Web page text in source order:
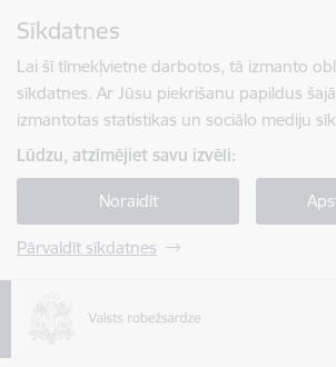
Sīkdatnes
Lai šī tīmekļvietne darbotos, tā izmanto
sīkdatnes. Ar Jūsu piekrišanu papildus
izmantotas statistikas un sociālo mediju
Lūdzu, atzīmējiet savu izvēli:
Noraidīt
Pārvaldīt sīkdatnes